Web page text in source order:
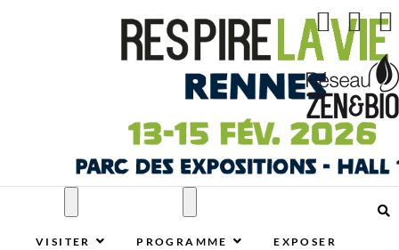
Respire La Vie Rennes
RESPIRE LA VIE RENNES : VOTRE SALON ÉCOLO,
VISITER PROGRAMME EXPOSER